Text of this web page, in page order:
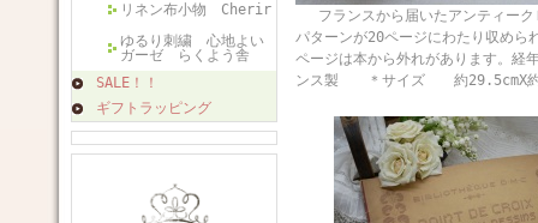
リネン布小物 Cherir
ゆるり刺繍 心地よい
ガーゼ らくよう舎
SALE！！
ギフトラッピング
フランスから届いたアンティーク
パターンが20ページにわたり収めら
ページは本から外れがあります。経
ンス製 ＊サイズ 約29.5cmX約